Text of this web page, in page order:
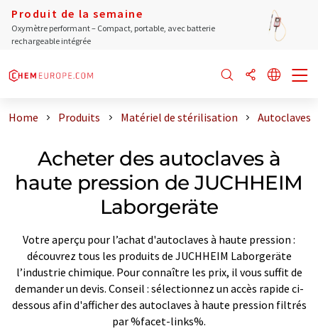
Produit de la semaine
Oxymètre performant – Compact, portable, avec batterie
rechargeable intégrée
Home Produits Matériel de stérilisation Autoclaves
Acheter des autoclaves à
haute pression de JUCHHEIM
Laborgeräte
Votre aperçu pour l’achat d'autoclaves à haute pression :
découvrez tous les produits de JUCHHEIM Laborgeräte
l’industrie chimique. Pour connaître les prix, il vous suffit de
demander un devis. Conseil : sélectionnez un accès rapide ci-
dessous afin d'afficher des autoclaves à haute pression filtrés
par %facet-links%.